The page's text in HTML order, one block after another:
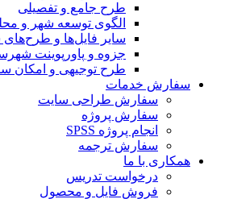
طرح جامع و تفصیلی
الگوی توسعه شهر و محله
سایر فایل‌ها و طرح‌های
جزوه و پاورپوینت شهرسازی
طرح توجیهی و امکان سنجی
سفارش خدمات
سفارش طراحی سایت
سفارش پروژه
انجام پروژه SPSS
سفارش ترجمه
همکاری با ما
درخواست تدریس
فروش فایل و محصول